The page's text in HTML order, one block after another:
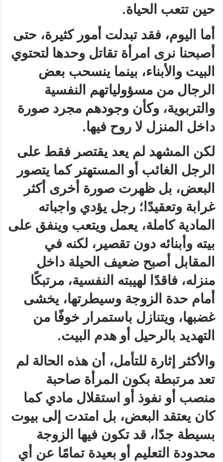
حين تتعب الحياة.
أما اليوم، فقد تبدلت أمور كثيرة، حتى
أصبحنا نرى امرأة تقاتل وحدها لتحتوي
البيت والأبناء، بينما ينسحب بعض
الرجال من مسؤولياتهم النفسية
والتربوية، وكأن وجودهم مجرد صورة
داخل المنزل لا روح فيها.
لكن المشهد لم يعد يقتصر فقط على
الرجل الغائب أو المستهتر كما يتصور
البعض، بل ظهرت صورة أخرى أكثر
غرابة وتعقيدًا؛ رجل يؤدي واجباته
المادية كاملة، يعمل ويتعب وينفق على
بيته وأبنائه دون تقصير، لكنه في
المقابل أصبح ضعيف الحيلة داخل
منزله، فاقدًا لهيبته النفسية، مرتبكًا
أمام حدة الزوجة وسيطرتها، يخشى
غضبها، ويتنازل باستمرار خوفًا من
التهديد بالرحيل أو هدم البيت.
والأكثر إثارة للتأمل، أن هذه الحالة لم
تعد مرتبطة بكون المرأة صاحبة
منصب أو نفوذ أو استقلال مادي كما
كان يعتقد البعض، بل امتدت إلى بيوت
بسيطة جدًا، قد تكون فيها الزوجة
محدودة التعليم أو بعيدة تمامًا عن أي